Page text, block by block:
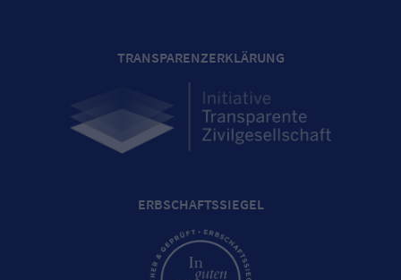
TRANSPARENZERKLÄRUNG
ERBSCHAFTSSIEGEL